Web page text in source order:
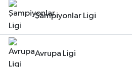
Şampiyonlar Ligi
Avrupa Ligi